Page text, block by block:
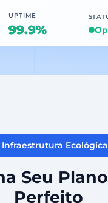
UPTIME
99.9%
Infraestrutura Ecológica
Seu
Perfeito